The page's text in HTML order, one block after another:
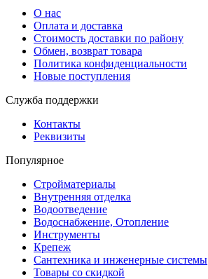
О нас
Оплата и доставка
Стоимость доставки по району
Обмен, возврат товара
Политика конфиденциальности
Новые поступления
Служба поддержки
Контакты
Реквизиты
Популярное
Стройматериалы
Внутренняя отделка
Водоотведение
Водоснабжение, Отопление
Инструменты
Крепеж
Сантехника и инженерные системы
Товары со скидкой